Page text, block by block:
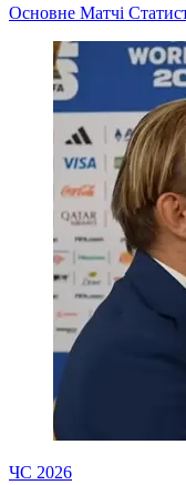
Основне Матчі
ЧС 2026